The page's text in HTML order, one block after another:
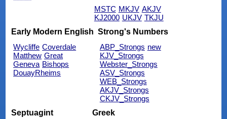
MSTC MKJV AKJV
KJ2000 UKJV TKJU
Early Modern English
Wycliffe Coverdale
Matthew Great
Geneva Bishops
DouayRheims
Strong's Numbers
ABP_Strongs new
KJV_Strongs
Webster_Strongs
ASV_Strongs
WEB_Strongs
AKJV_Strongs
CKJV_Strongs
Septuagint
Greek